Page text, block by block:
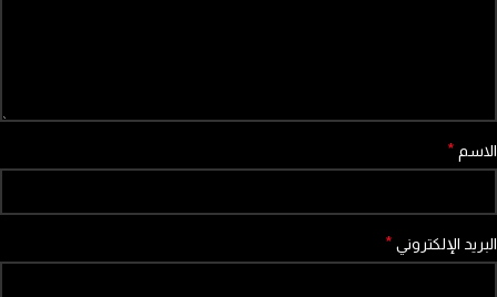
الاسم *
البريد الإلكتروني *